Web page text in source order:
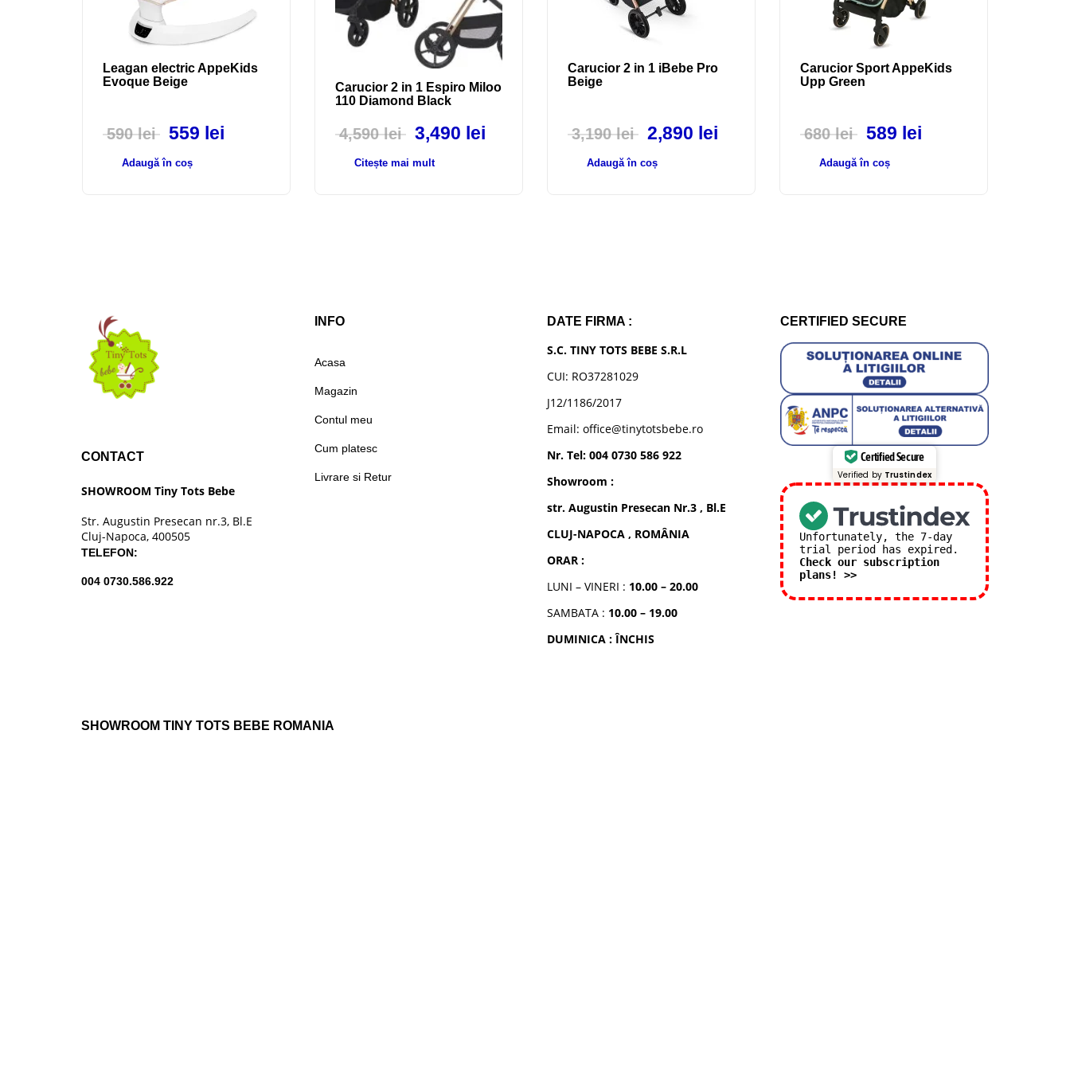
Leagan electric AppeKids
Evoque Beige
590lei 559 lei
Adaugă în coș
Carucior 2 in 1 Espiro Miloo
110 Diamond Black
4,590lei 3,490 lei
Citește mai mult
Carucior 2 in 1 iBebe Pro
Beige
3,190lei 2,890 lei
Adaugă în coș
Carucior Sport AppeKids
Upp Green
680lei 589 lei
Adaugă în coș
CONTACT
SHOWROOM Tiny Tots Bebe
Str. Augustin Presecan nr.3, Bl.E
Cluj-Napoca, 400505
TELEFON:
004 0730.586.922
INFO
Acasa
Magazin
Contul meu
Cum platesc
Livrare si Retur
DATE FIRMA :
S.C. TINY TOTS BEBE S.R.L
CUI: RO37281029
J12/1186/2017
Email: office@tinytotsbebe.ro
Nr. Tel: 004 0730 586 922
Showroom :
str. Augustin Presecan Nr.3 , Bl.E
CLUJ-NAPOCA , ROMÂNIA
ORAR :
LUNI – VINERI : 10.00 – 20.00
SAMBATA : 10.00 – 19.00
DUMINICA : ÎNCHIS
CERTIFIED SECURE
Certified Secure
Verified by Trustindex
Unfortunately, the 7-day
trial period has expired.
Check our subscription
plans! >>
SHOWROOM TINY TOTS BEBE ROMANIA